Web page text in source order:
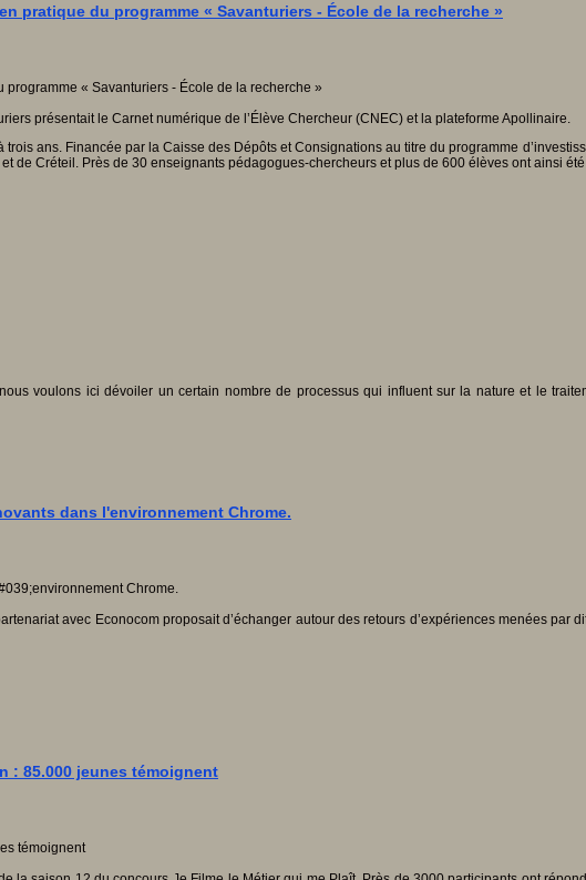
pratique du programme « Savanturiers - École de la recherche »
présentait le Carnet numérique de l’Élève Chercheur (CNEC) et la plateforme Apollinaire.
ans. Financée par la Caisse des Dépôts et Consignations au titre du programme
de Créteil. Près de 30 enseignants pédagogues-chercheurs et plus de 600 élèves ont ainsi
voulons ici dévoiler un certain nombre de processus qui influent sur la nature et le
dans l'environnement Chrome.
avec Econocom proposait d’échanger autour des retours d’expériences menées par
: 85.000 jeunes témoignent